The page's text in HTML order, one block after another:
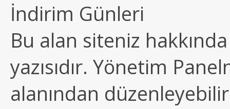
İndirim Günleri
Bu alan siteniz
yazısıdır. Yönetim
alanından